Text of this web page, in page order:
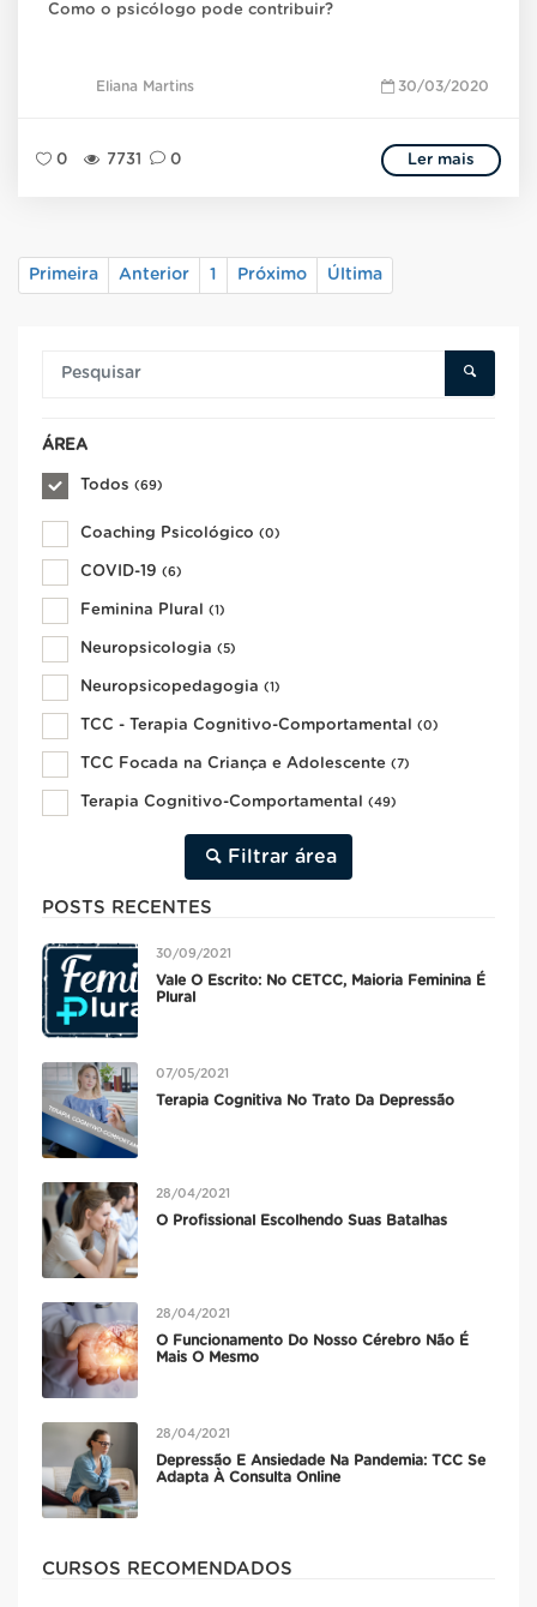
Como o psicólogo pode contribuir?
Eliana Martins 30/03/2020
0 7731 0 Ler mais
Primeira Anterior 1 Próximo Última
ÁREA
Todos (69)
Coaching Psicológico (0)
COVID-19 (6)
Feminina Plural (1)
Neuropsicologia (5)
Neuropsicopedagogia (1)
TCC - Terapia Cognitivo-Comportamental (0)
TCC Focada na Criança e Adolescente (7)
Terapia Cognitivo-Comportamental (49)
Filtrar área
POSTS RECENTES
30/09/2021
Vale O Escrito: No CETCC, Maioria Feminina É
Plural
07/05/2021
Terapia Cognitiva No Trato Da Depressão
28/04/2021
O Profissional Escolhendo Suas Batalhas
28/04/2021
O Funcionamento Do Nosso Cérebro Não É
Mais O Mesmo
28/04/2021
Depressão E Ansiedade Na Pandemia: TCC Se
Adapta À Consulta Online
CURSOS RECOMENDADOS